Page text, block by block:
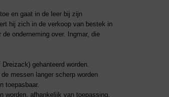
en gaat in de leer bij zijn
hij zich in de verkoop van bestek in
onderneming over. Ingmar, die
gehanteerd worden.
messen langer scherp worden
toepasbaar.
worden, afhankelijk van toepassing,